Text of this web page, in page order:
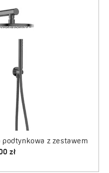
Pretto - bateria umywalkowa